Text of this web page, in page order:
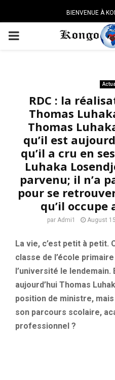
BIENVENUE À
PRIMARY
RDC : la
Thomas
Thomas
qu’il est
qu’il a cru en
Luhaka
parvenu; il n’a
pour se
qu’il occupe
par Admi1 August
La vie, c’est petit à petit.
classe de l’école
l’université le lendemain.
aujourd’hui Thomas
position de ministre,
son parcours scolaire,
professionnel ?